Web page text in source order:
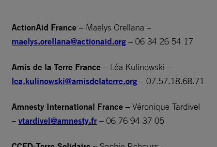
ActionAid France – Maelys Orellana –
maelys.orellana@actionaid.org – 06 34 26 54 17
Amis de la Terre France – Léa Kulinowski –
lea.kulinowski@amisdelaterre.org – 07.57.18.68.71
Amnesty International France – Véronique Tardivel
– vtardivel@amnesty.fr – 06 76 94 37 05